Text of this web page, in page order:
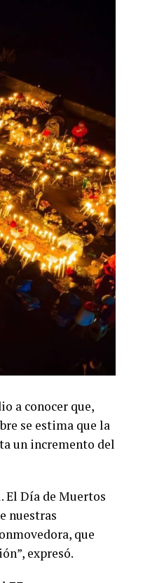
a conocer que,
se estima que la
un incremento del
El Día de Muertos
nuestras
que
expresó.